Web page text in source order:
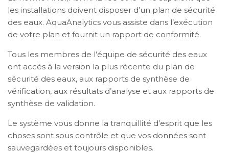
les installations doivent disposer d’un plan de sécurité
des eaux. AquaAnalytics vous assiste dans l’exécution
de votre plan et fournit un rapport de conformité.
Tous les membres de l’équipe de sécurité des eaux
ont accès à la version la plus récente du plan de
sécurité des eaux, aux rapports de synthèse de
vérification, aux résultats d’analyse et aux rapports de
synthèse de validation.
Le système vous donne la tranquillité d’esprit que les
choses sont sous contrôle et que vos données sont
sauvegardées et toujours disponibles.